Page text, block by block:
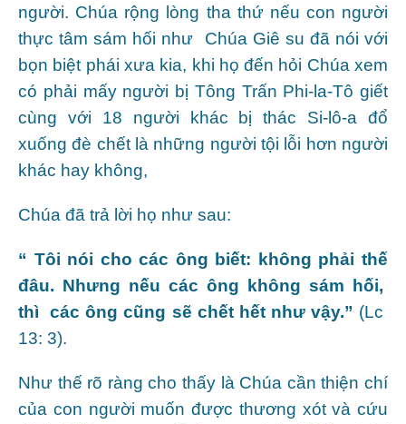
người. Chúa rộng lòng tha thứ nếu con người
thực tâm sám hối như Chúa Giê su đã nói với
bọn biệt phái xưa kia, khi họ đến hỏi Chúa xem
có phải mấy người bị Tông Trấn Phi-la-Tô giết
cùng với 18 người khác bị thác Si-lô-a đổ
xuống đè chết là những người tội lỗi hơn người
khác hay không,
Chúa đã trả lời họ như sau:
“ Tôi nói cho các ông biết: không phải thế
đâu. Nhưng nếu các ông không sám hối,
thì các ông cũng sẽ chết hết như vậy.” (Lc
13: 3).
Như thế rõ ràng cho thấy là Chúa cần thiện chí
của con người muốn được thương xót và cứu